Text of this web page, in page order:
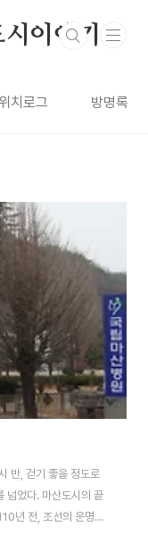
이야기
위치로그 방명록
반, 걷기 좋을 정도로
넘었다. 마산도시의 끝
년 전, 조선의 운명이